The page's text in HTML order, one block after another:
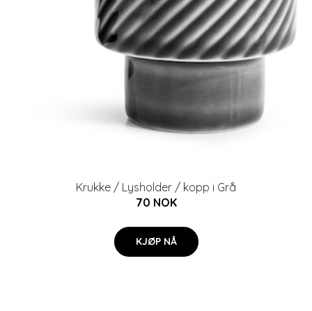
Krukke / Lysholder / kopp i Grå
70 NOK
KJØP NÅ